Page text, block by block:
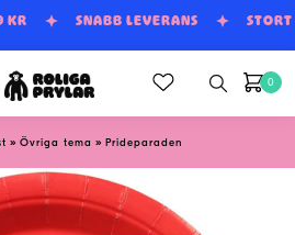
KR SNABB LEVERANS
0
» Övriga tema » Prideparaden